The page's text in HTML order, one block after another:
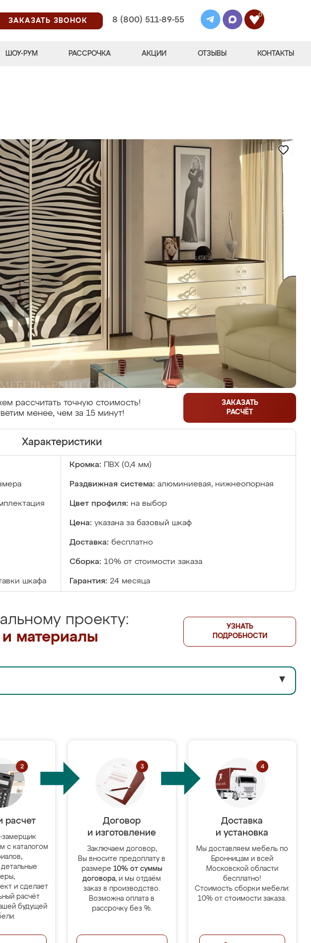
ЗАКАЗАТЬ ЗВОНОК
8 (800) 511-89-55
0
ШОУ-РУМ РАССРОЧКА АКЦИИ ОТЗЫВЫ КОНТАКТЫ
рассчитать точную стоимость!
менее, чем за 15 минут!
ЗАКАЗАТЬ
РАСЧЁТ
Характеристики
Кромка: ПВХ (0,4 мм)
Раздвижная система: алюминиевая, нижнеопорная
Цвет профиля: на выбор
Цена: указана за базовый шкаф
Доставка: бесплатно
Сборка: 10% от стоимости заказа
шкафа Гарантия: 24 месяца
проекту:
материалы
УЗНАТЬ
ПОДРОБНОСТИ
▼
расчет
замерщик
с каталогом
и сделает
расчёт
будущей
Договор
и изготовление
Заключаем договор,
Вы вносите предоплату в
размере 10% от суммы
договора, и мы отдаём
заказ в производство.
Возможна оплата в
рассрочку без %.
Доставка
и установка
Мы доставляем мебель по
Бронницам и всей
Московской области
бесплатно!
Стоимость сборки мебели:
10% от стоимости заказа.